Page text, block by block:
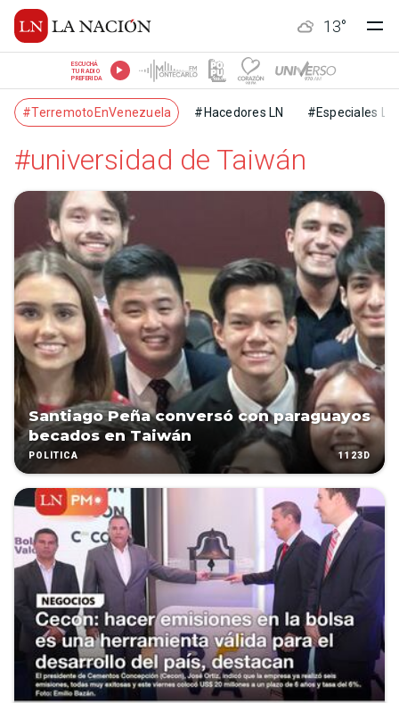
13°
ESCUCHÁ
TU RADIO
PREFERIDA
#TerremotoEnVenezuela #Hacedores LN #Especiales LN
#universidad de Taiwán
Santiago Peña conversó con paraguayos
becados en Taiwán
POLÍTICA 1123D